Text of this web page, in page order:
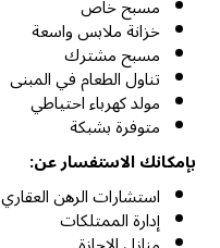
مسبح خاص
خزانة ملابس واسعة
مسبح مشترك
تناول الطعام في المبنى
مولد كهرباء احتياطي
متوفرة بشبكة
بإمكانك الاستفسار عن:
استشارات الرهن العقاري
إدارة الممتلكات